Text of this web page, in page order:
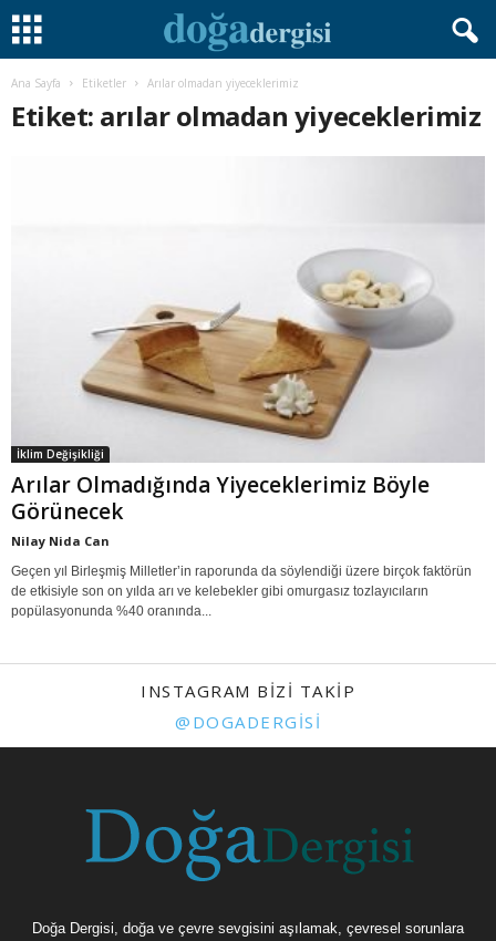
Ana Sayfa Etiketler Arılar olmadan yiyeceklerimiz
Etiket: arılar olmadan yiyeceklerimiz
İklim Değişikliği
Arılar Olmadığında Yiyeceklerimiz Böyle
Görünecek
Nilay Nida Can
Geçen yıl Birleşmiş Milletler’in raporunda da söylendiği üzere birçok faktörün
de etkisiyle son on yılda arı ve kelebekler gibi omurgasız tozlayıcıların
popülasyonunda %40 oranında...
INSTAGRAM BIZI TAKIP
@DOGADERGISI
Doğa Dergisi, doğa ve çevre sevgisini aşılamak, çevresel sorunlara